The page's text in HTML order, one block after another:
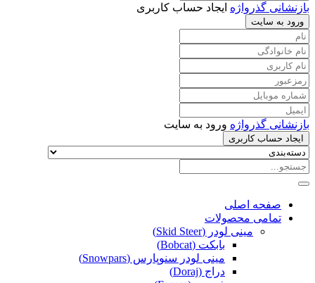
بازنشانی گذرواژه ایجاد حساب کاربری
ورود به سایت
بازنشانی گذرواژه ورود به سایت
ایجاد حساب کاربری
صفحه اصلی
تمامی محصولات
مینی لودر (Skid Steer)
بابکت (Bobcat)
مینی لودر سنوپارس (Snowpars)
دراج (Doraj)